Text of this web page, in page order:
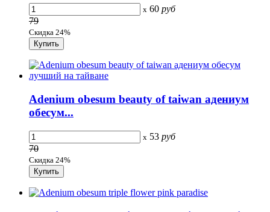
x 60 руб
79
Скидка 24%
Adenium obesum beauty of taiwan адениум
обесум...
x 53 руб
70
Скидка 24%